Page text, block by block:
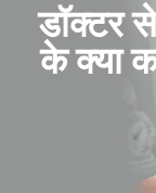
डॉक्टर
के क्या